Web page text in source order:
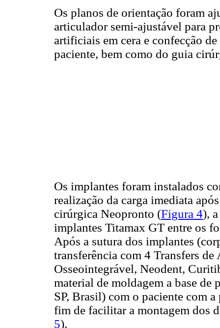
Os planos de orientação foram
articulador semi-ajustável para
artificiais em cera e confecção
paciente, bem como do guia
Os implantes foram instalados
realização da carga imediata
cirúrgica Neopronto (Figura 4),
implantes Titamax GT entre os
Após a sutura dos implantes
transferência com 4 Transfers
Osseointegrável, Neodent,
material de moldagem a base
SP, Brasil) com o paciente com
fim de facilitar a montagem dos
5).